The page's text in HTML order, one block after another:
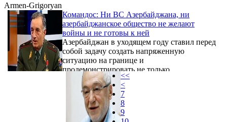
Armen-Grigoryan
Командос: Ни ВС Азербайджана, ни
азербайджанское общество не желают
войны и не готовы к ней
Азербайджан в уходящем году ставил перед
собой задачу создать напряженную
ситуацию на границе и
продемонстрировать не только
азербайджанской, но и армянской
общественности готовность к военным
действиям, войне с армянами, однако все
оказалось пустозвонством. Об этом
Panorama.am в интервью герой карабахской
<<
<
7
8
9